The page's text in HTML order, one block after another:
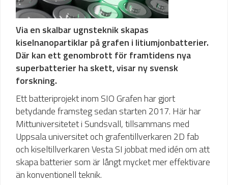
Via en skalbar ugnsteknik skapas
kiselnanopartiklar på grafen i litiumjonbatterier.
Där kan ett genombrott för framtidens nya
superbatterier ha skett, visar ny svensk
forskning.
Ett batteriprojekt inom SIO Grafen har gjort
betydande framsteg sedan starten 2017. Här har
Mittuniversitetet i Sundsvall, tillsammans med
Uppsala universitet och grafentillverkaren 2D fab
och kiseltillverkaren Vesta SI jobbat med idén om att
skapa batterier som är långt mycket mer effektivare
än konventionell teknik.